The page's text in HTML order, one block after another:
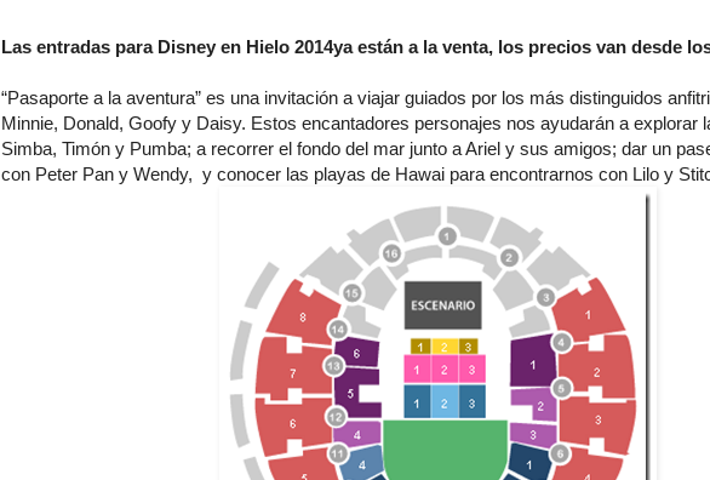
Las entradas para Disney en Hielo 2014ya están a la venta, los precios van desde
“Pasaporte a la aventura” es una invitación a viajar guiados por los más distinguidos
Minnie, Donald, Goofy y Daisy. Estos encantadores personajes nos ayudarán a explorar
Simba, Timón y Pumba; a recorrer el fondo del mar junto a Ariel y sus amigos; dar un
con Peter Pan y Wendy, y conocer las playas de Hawai para encontrarnos con Lilo y